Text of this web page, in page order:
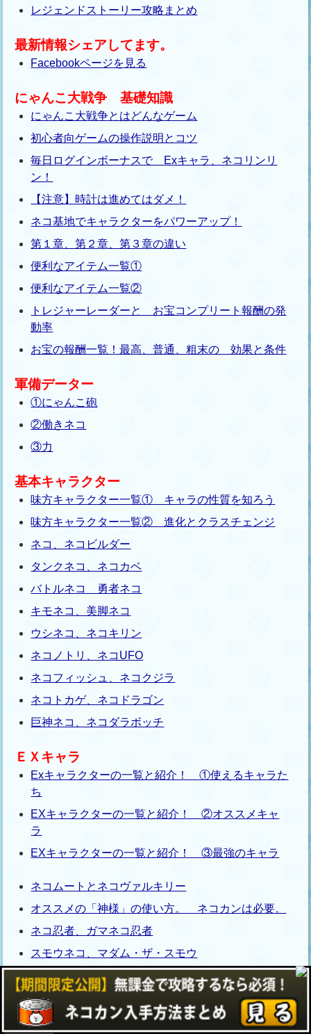
レジェンドストーリー攻略まとめ
最新情報シェアしてます。
Facebookページを見る
にゃんこ大戦争 基礎知識
にゃんこ大戦争とはどんなゲーム
初心者向ゲームの操作説明とコツ
毎日ログインボーナスで Exキャラ、ネコリンリ
ン！
【注意】時計は進めてはダメ！
ネコ基地でキャラクターをパワーアップ！
第１章、第２章、第３章の違い
便利なアイテム一覧①
便利なアイテム一覧②
トレジャーレーダーと お宝コンプリート報酬の発
動率
お宝の報酬一覧！最高、普通、粗末の 効果と条件
軍備データー
①にゃんこ砲
②働きネコ
③力
基本キャラクター
味方キャラクター一覧① キャラの性質を知ろう
味方キャラクター一覧② 進化とクラスチェンジ
ネコ、ネコビルダー
タンクネコ、ネコカベ
バトルネコ 勇者ネコ
キモネコ、美脚ネコ
ウシネコ、ネコキリン
ネコノトリ、ネコUFO
ネコフィッシュ、ネコクジラ
ネコトカゲ、ネコドラゴン
巨神ネコ、ネコダラボッチ
ＥＸキャラ
Exキャラクターの一覧と紹介！ ①使えるキャラた
ち
EXキャラクターの一覧と紹介！ ②オススメキャ
ラ
EXキャラクターの一覧と紹介！ ③最強のキャラ
ネコムートとネコヴァルキリー
オススメの「神様」の使い方。 ネコカンは必要。
ネコ忍者、ガマネコ忍者
スモウネコ、マダム・ザ・スモウ
ネコ女優、ネコ聖母
ネコざむらい、ネコナイト
ネコゾンビ、デビルネコ